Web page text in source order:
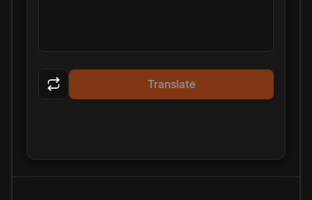
Translate